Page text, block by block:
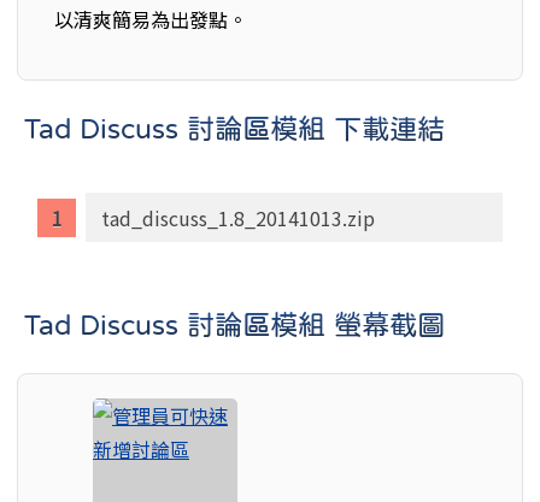
以清爽簡易為出發點。
Tad Discuss 討論區模組 下載連結
tad_discuss_1.8_20141013.zip
Tad Discuss 討論區模組 螢幕截圖